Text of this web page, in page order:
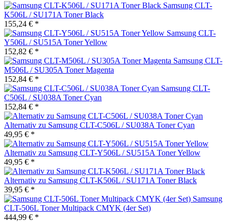
Samsung CLT-
K506L / SU171A Toner Black
155,24 € *
Samsung CLT-
Y506L / SU515A Toner Yellow
152,82 € *
Samsung CLT-
M506L / SU305A Toner Magenta
152,84 € *
Samsung CLT-
C506L / SU038A Toner Cyan
152,84 € *
Alternativ zu Samsung CLT-C506L / SU038A Toner Cyan
49,95 € *
Alternativ zu Samsung CLT-Y506L / SU515A Toner Yellow
49,95 € *
Alternativ zu Samsung CLT-K506L / SU171A Toner Black
39,95 € *
Samsung
CLT-506L Toner Multipack CMYK (4er Set)
444,99 € *